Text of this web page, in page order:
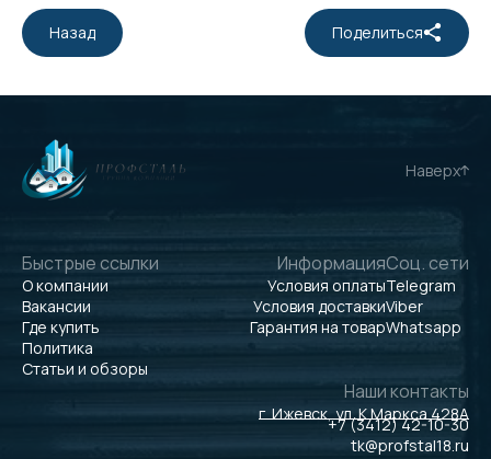
Назад Поделиться
Наверх
Быстрые ссылки
О компании
Вакансии
Где купить
Политика
Статьи и обзоры
Информация
Условия оплаты
Условия доставки
Гарантия на товар
Соц. сети
Telegram
Viber
Whatsapp
Наши контакты
г. Ижевск, ул. К.Маркса 428А
+7 (3412) 42-10-30
tk@profstal18.ru